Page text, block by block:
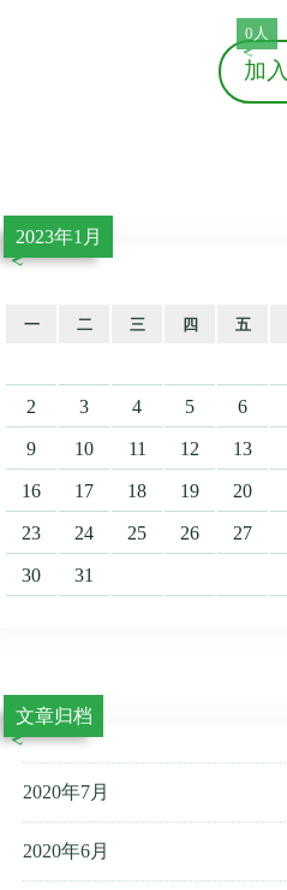
加入
0人
2023年1月
一 二 三 四 五
2 3 4 5 6
9 10 11 12 13
16 17 18 19 20
23 24 25 26 27
30 31
文章归档
2020年7月
2020年6月